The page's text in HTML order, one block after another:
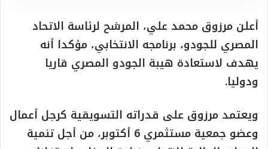
أعلن مرزوق محمد علي، المرشح لرئاسة الاتحاد
المصري للجودو، برنامجه الانتخابي، مؤكدا أنه
يهدف لاستعادة هيبة الجودو المصري قاريا
ودوليا.
ويعتمد مرزوق على قدراته التسويقية كرجل أعمال
وعضو جمعية مستثمري 6 أكتوبر، من أجل تنمية